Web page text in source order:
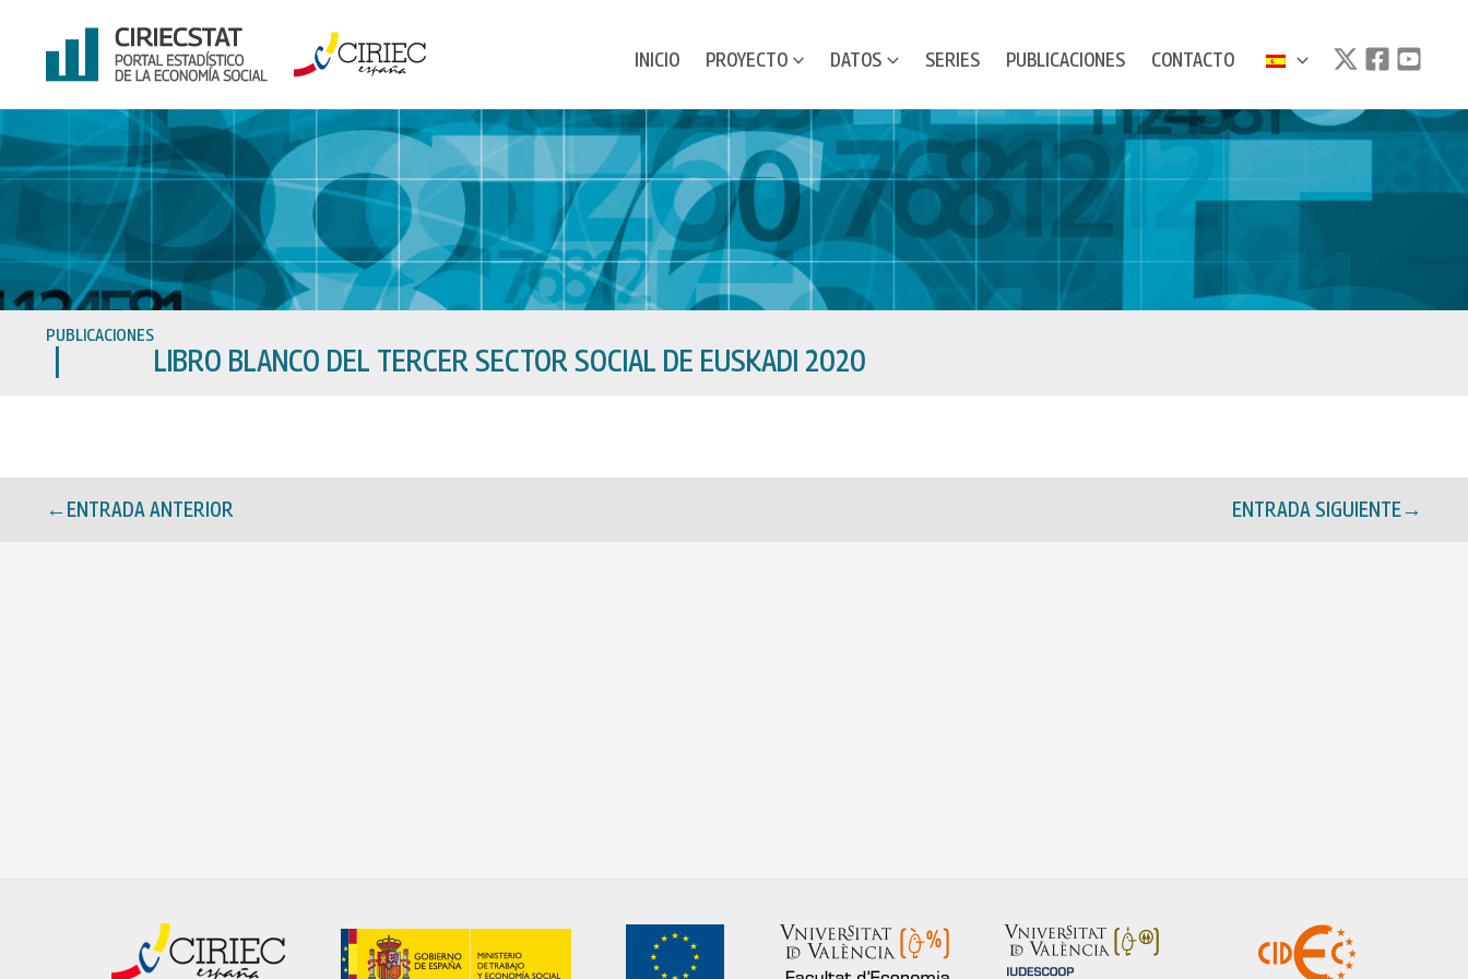
INICIO PROYECTO DATOS SERIES PUBLICACIONES CONTACTO
PUBLICACIONES
LIBRO BLANCO DEL TERCER SECTOR SOCIAL DE EUSKADI 2020
←ENTRADA ANTERIOR ENTRADA SIGUIENTE→